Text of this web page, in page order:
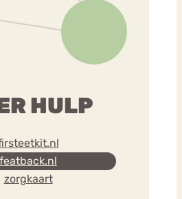
HULP
featback.nl
zorgkaart